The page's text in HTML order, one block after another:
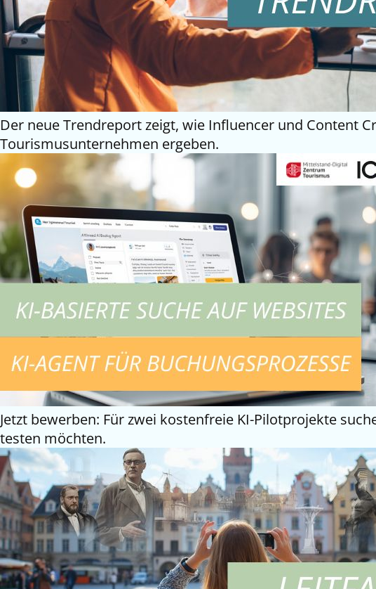
Der neue Trendreport zeigt, wie Influencer und Content
Tourismusunternehmen ergeben.
Jetzt bewerben: Für zwei kostenfreie KI-Pilotprojekte
testen möchten.